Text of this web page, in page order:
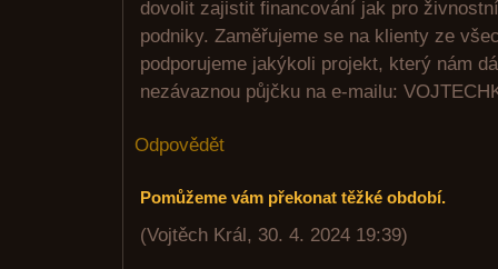
dovolit zajistit financování jak pro
podniky. Zaměřujeme se na klienty ze
podporujeme jakýkoli projekt, který nám
nezávaznou půjčku na e-mailu:
Odpovědět
Pomůžeme vám překonat těžké období.
(Vojtěch Král, 30. 4. 2024 19:39)